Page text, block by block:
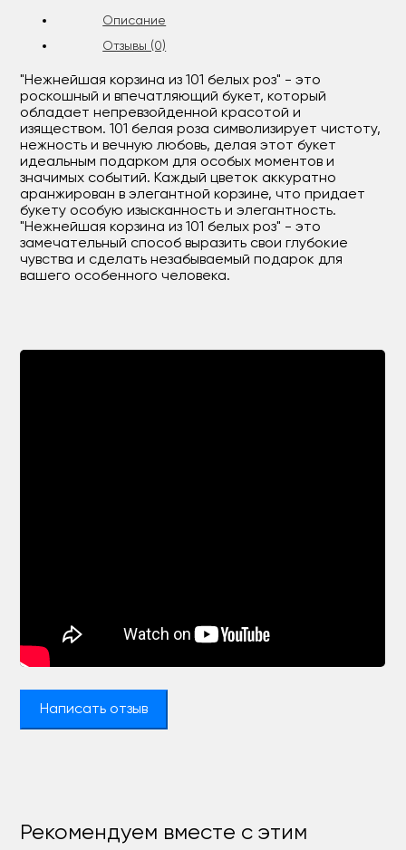
Описание
Отзывы (0)
"Нежнейшая корзина из 101 белых роз" - это
роскошный и впечатляющий букет, который
обладает непревзойденной красотой и
изяществом. 101 белая роза символизирует чистоту,
нежность и вечную любовь, делая этот букет
идеальным подарком для особых моментов и
значимых событий. Каждый цветок аккуратно
аранжирован в элегантной корзине, что придает
букету особую изысканность и элегантность.
"Нежнейшая корзина из 101 белых роз" - это
замечательный способ выразить свои глубокие
чувства и сделать незабываемый подарок для
вашего особенного человека.
Написать отзыв
Рекомендуем вместе с этим